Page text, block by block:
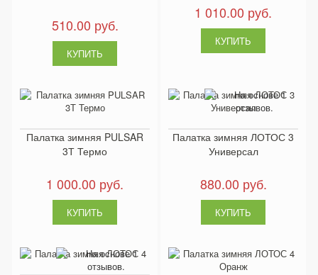
510.00 руб.
1 010.00 руб.
Палатка зимняя PULSAR
3Т Термо
1 000.00 руб.
Палатка зимняя ЛОТОС 3
Универсал
880.00 руб.